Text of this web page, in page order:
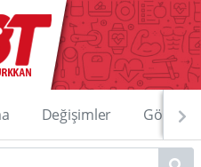
Değişimler